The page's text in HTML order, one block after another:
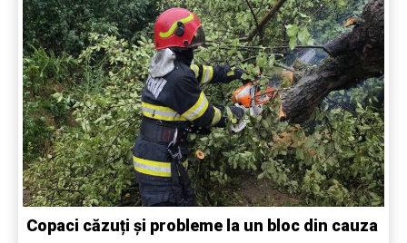
Copaci căzuți și probleme la un bloc din cauza